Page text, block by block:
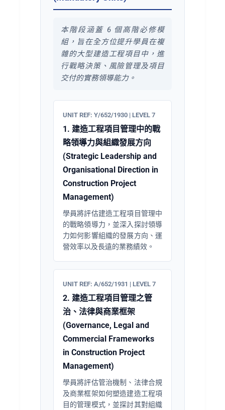
本階段涵蓋 6 個高階必修模
組，旨在全方位提升學員在複
雜的大型建造工程項目中，進
行戰略決策、風險管理及項目
交付的實務領導能力。
UNIT REF: Y/652/1930 | LEVEL 7
1. 建造工程項目管理中的戰
略領導力與組織發展方向
(Strategic Leadership and
Organisational Direction in
Construction Project
Management)
學員將評估建造工程項目管理中
的戰略領導力，並深入探討領導
力如何影響組織的發展方向、運
營效率以及長遠的業務績效。
UNIT REF: A/652/1931 | LEVEL 7
2. 建造工程項目管理之管
治、法律與商業框架
(Governance, Legal and
Commercial Frameworks
in Construction Project
Management)
學員將評估管治機制、法律合規
及商業框架如何塑造建造工程項
目的管理模式，並探討其對組織